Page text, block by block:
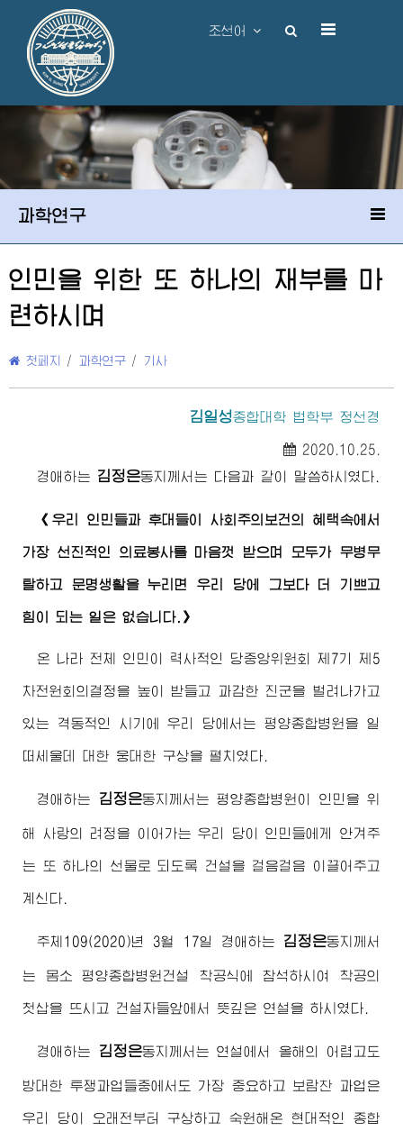
조선어
과학연구
인민을 위한 또 하나의 재부를 마
련하시며
첫페지 / 과학연구 / 기사
김일성종합대학 법학부 정선경
2020.10.25.
경애하는 김정은동지 께서는 다음과 같이 말씀하시였다.
《우리 인민들과 후대들이 사회주의보건의 혜택속에서
가장 선진적인 의료봉사를 마음껏 받으며 모두가 무병무
탈하고 문명생활을 누리면 우리 당에 그보다 더 기쁘고
힘이 되는 일은 없습니다.》
온 나라 전체 인민이 력사적인 당중앙위원회 제7기 제5
차전원회의결정을 높이 받들고 과감한 진군을 벌려나가고
있는 격동적인 시기에 우리 당에서는 평양종합병원을 일
떠세울데 대한 웅대한 구상을 펼치였다.
경애하는 김정은동지 께서는 평양종합병원이 인민을 위
해 사랑의 려정을 이어가는 우리 당이 인민들에게 안겨주
는 또 하나의 선물로 되도록 건설을 걸음걸음 이끌어주고
계신다.
주체109(2020)년 3월 17일 경애하는 김정은동지 께서
는 몸소 평양종합병원건설 착공식에 참석하시여 착공의
첫삽을 뜨시고 건설자들앞에서 뜻깊은 연설을 하시였다.
경애하는 김정은동지 께서는 연설에서 올해의 어렵고도
방대한 투쟁과업들중에서도 가장 중요하고 보람찬 과업은
우리 당이 오래전부터 구상하고 숙원해온 현대적인 종합